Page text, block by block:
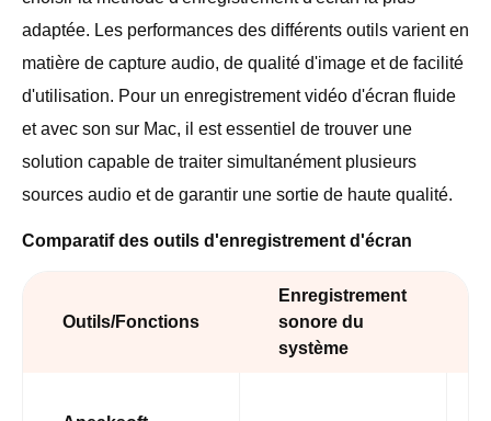
adaptée. Les performances des différents outils varient en
matière de capture audio, de qualité d'image et de facilité
d'utilisation. Pour un enregistrement vidéo d'écran fluide
et avec son sur Mac, il est essentiel de trouver une
solution capable de traiter simultanément plusieurs
sources audio et de garantir une sortie de haute qualité.
Comparatif des outils d'enregistrement d'écran
Outils/Fonctions
Enregistrement
sonore du
système